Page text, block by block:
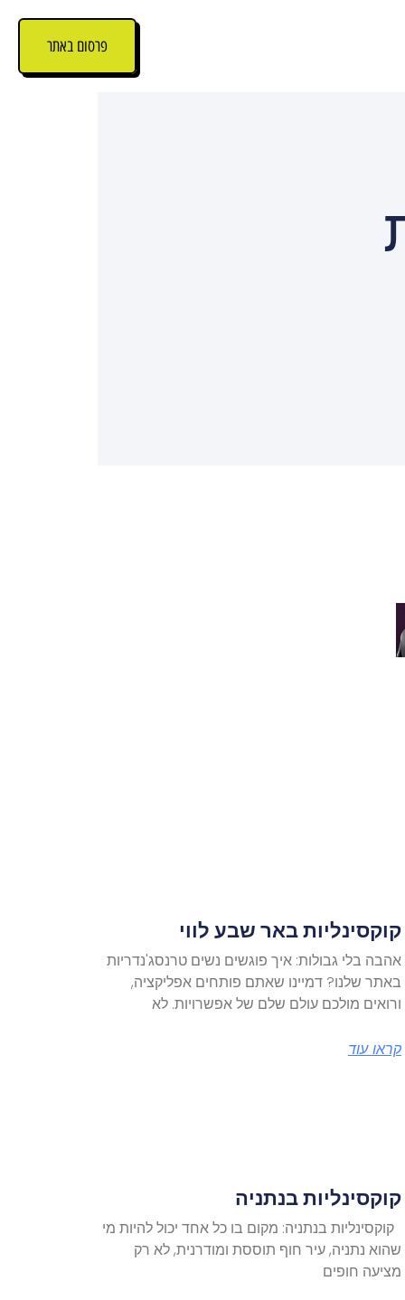
פרסום באתר
קוקסינליות באר שבע לווי
אהבה בלי גבולות: איך פוגשים נשים טרנסג'נדריות
באתר שלנו? דמיינו שאתם פותחים אפליקציה,
ורואים מולכם עולם שלם של אפשרויות. לא
קראו עוד
קוקסינליות בנתניה
קוקסינליות בנתניה: מקום בו כל אחד יכול להיות מי
שהוא נתניה, עיר חוף תוססת ומודרנית, לא רק
מציעה חופים